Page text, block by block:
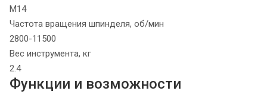
М14
Частота вращения шпинделя, об/мин
2800-11500
Вес инструмента, кг
2.4
Функции и возможности